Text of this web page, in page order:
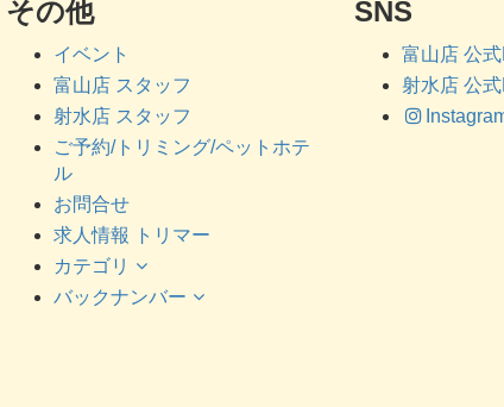
その他
イベント
富山店 スタッフ
射水店 スタッフ
ご予約/トリミング/ペットホテ
ル
お問合せ
求人情報 トリマー
カテゴリ
バックナンバー
SNS
富山店 公
射水店 公